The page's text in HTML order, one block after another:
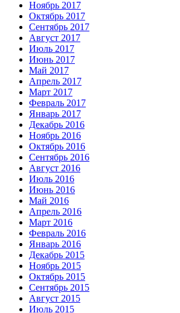
Ноябрь 2017
Октябрь 2017
Сентябрь 2017
Август 2017
Июль 2017
Июнь 2017
Май 2017
Апрель 2017
Март 2017
Февраль 2017
Январь 2017
Декабрь 2016
Ноябрь 2016
Октябрь 2016
Сентябрь 2016
Август 2016
Июль 2016
Июнь 2016
Май 2016
Апрель 2016
Март 2016
Февраль 2016
Январь 2016
Декабрь 2015
Ноябрь 2015
Октябрь 2015
Сентябрь 2015
Август 2015
Июль 2015